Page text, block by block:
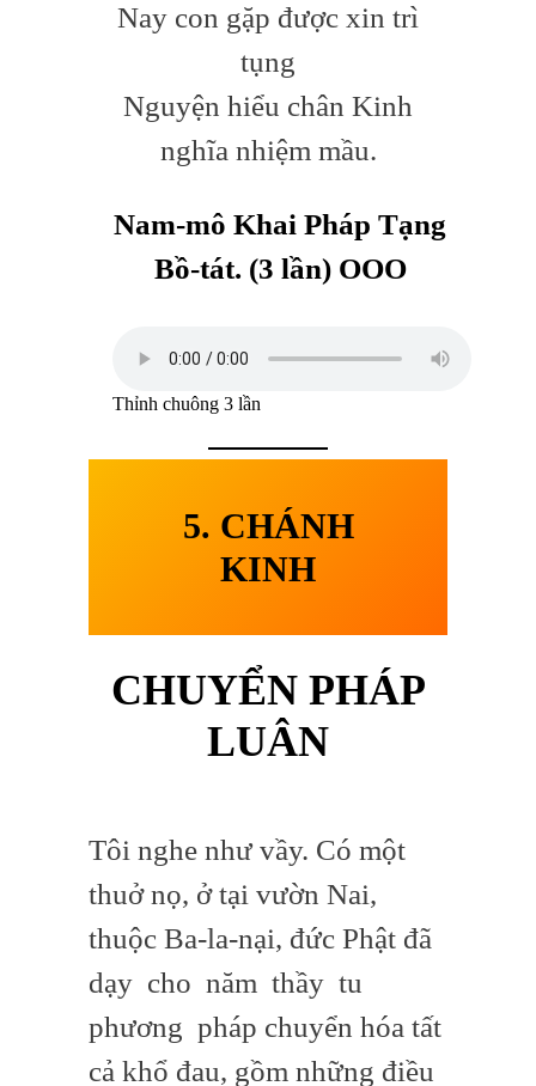
Nay con gặp được xin trì
tụng
Nguyện hiểu chân Kinh
nghĩa nhiệm mầu.
Nam-mô Khai Pháp Tạng
Bồ-tát. (3 lần) OOO
Thỉnh chuông 3 lần
5. CHÁNH
KINH
CHUYỂN PHÁP
LUÂN
Tôi nghe như vầy. Có một
thuở nọ, ở tại vườn Nai,
thuộc Ba-la-nại, đức Phật đã
dạy cho năm thầy tu
phương pháp chuyển hóa tất
cả khổ đau, gồm những điều